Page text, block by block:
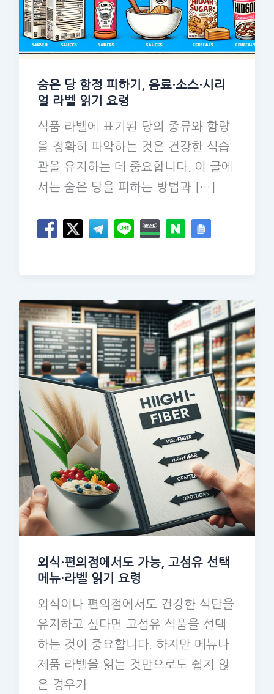
숨은 당 함정 피하기, 음료·소스·시리
얼 라벨 읽기 요령
식품 라벨에 표기된 당의 종류와 함량
을 정확히 파악하는 것은 건강한 식습
관을 유지하는 데 중요합니다. 이 글에
서는 숨은 당을 피하는 방법과 […]
외식·편의점에서도 가능, 고섬유 선택
메뉴·라벨 읽기 요령
외식이나 편의점에서도 건강한 식단을
유지하고 싶다면 고섬유 식품을 선택
하는 것이 중요합니다. 하지만 메뉴나
제품 라벨을 읽는 것만으로도 쉽지 않
은 경우가